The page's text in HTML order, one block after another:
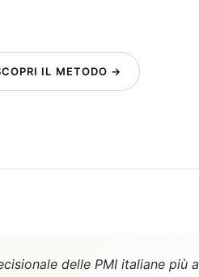
IL METODO →
delle PMI italiane più